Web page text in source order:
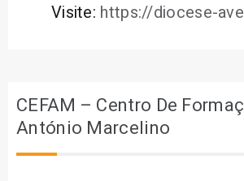
Visite: https://diocese-
CEFAM – Centro De
António Marcelino